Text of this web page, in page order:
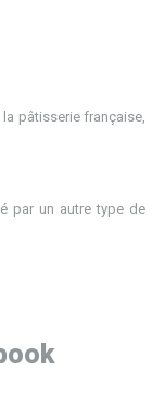
pâtisserie française,
par un autre type de